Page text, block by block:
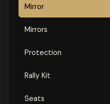
Mirror
Mirrors
Protection
Rally Kit
Seats